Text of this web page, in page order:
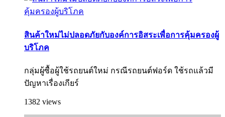
สินค้าใหม่ไม่ปลอดภัยกับองค์การอิสระเพื่อการคุ้มครองผู้
บริโภค
กลุ่มผู้ซื้อผู้ใช้รถยนต์ใหม่ กรณีรถยนต์ฟอร์ด ใช้รถแล้วมี
ปัญหาเรื่องเกียร์
1382 views